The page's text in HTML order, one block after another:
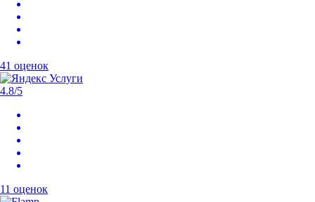
41 оценок
4.8/5
11 оценок